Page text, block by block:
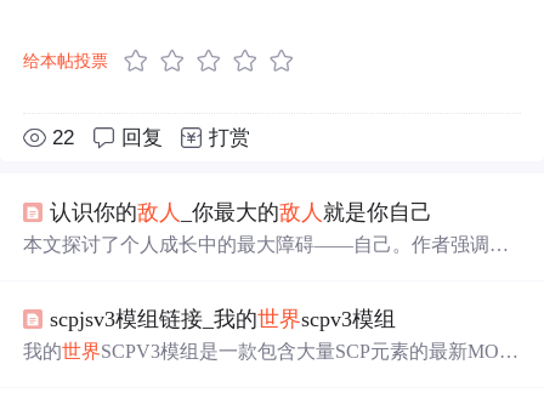
给本帖投票
22 回复 打赏
认识你的敌人 _你最大的敌人 就是你自己
本文探讨了个人成长中的最大障碍——自己。作者强调了
scpjsv3模组链接_我的世界scpv3模组
我的世界SCPV3模组是一款包含大量SCP元素的最新MO